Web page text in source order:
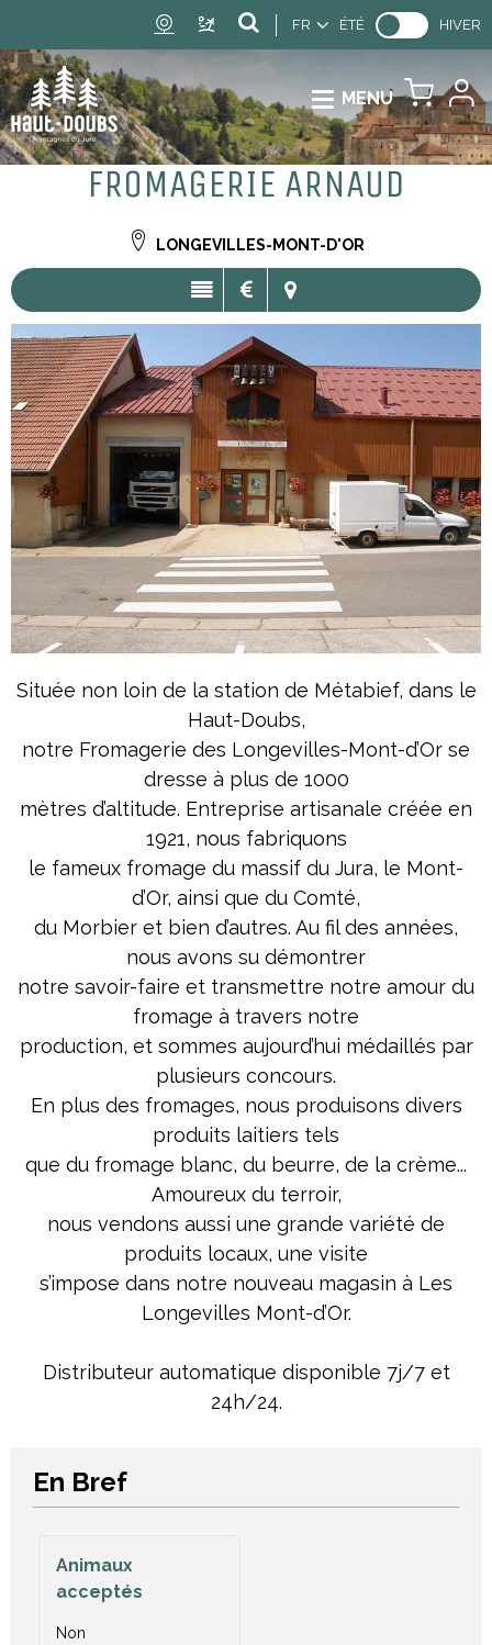
FR ÉTÉ HIVER
MENU
FROMAGERIE ARNAUD
LONGEVILLES-MONT-D'OR
Située non loin de la station de Métabief, dans le
Haut-Doubs,
notre Fromagerie des Longevilles-Mont-d’Or se
dresse à plus de 1000
mètres d’altitude. Entreprise artisanale créée en
1921, nous fabriquons
le fameux fromage du massif du Jura, le Mont-
d’Or, ainsi que du Comté,
du Morbier et bien d’autres. Au fil des années,
nous avons su démontrer
notre savoir-faire et transmettre notre amour du
fromage à travers notre
production, et sommes aujourd’hui médaillés par
plusieurs concours.
En plus des fromages, nous produisons divers
produits laitiers tels
que du fromage blanc, du beurre, de la crème...
Amoureux du terroir,
nous vendons aussi une grande variété de
produits locaux, une visite
s’impose dans notre nouveau magasin à Les
Longevilles Mont-d’Or.
Distributeur automatique disponible 7j/7 et
24h/24.
En Bref
Animaux
acceptés
Non